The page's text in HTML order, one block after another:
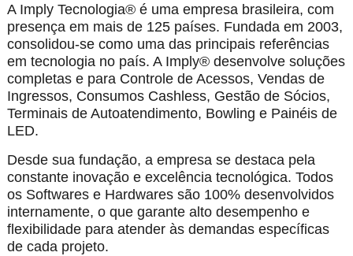
A Imply Tecnologia® é uma empresa brasileira, com
presença em mais de 125 países. Fundada em 2003,
consolidou-se como uma das principais referências
em tecnologia no país. A Imply® desenvolve soluções
completas e para Controle de Acessos, Vendas de
Ingressos, Consumos Cashless, Gestão de Sócios,
Terminais de Autoatendimento, Bowling e Painéis de
LED.
Desde sua fundação, a empresa se destaca pela
constante inovação e excelência tecnológica. Todos
os Softwares e Hardwares são 100% desenvolvidos
internamente, o que garante alto desempenho e
flexibilidade para atender às demandas específicas
de cada projeto.